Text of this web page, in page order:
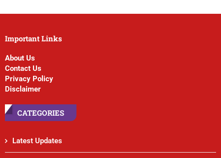
Important Links
About Us
Contact Us
Privacy Policy
Disclaimer
CATEGORIES
Latest Updates